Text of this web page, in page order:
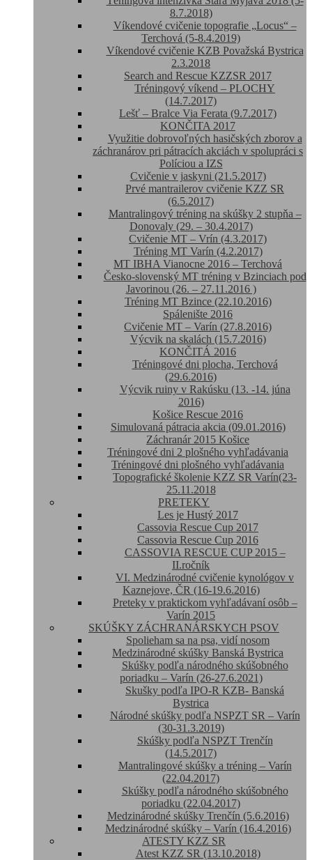
8.7.2018)
Víkendové cvičenie topografie „Locus“ –
Terchová (5-8.4.2019)
Víkendové cvičenie KZB Považská Bystrica
2.3.2018
Search and Rescue KZZSR 2017
Tréningový víkend – PLOCHY
(14.7.2017)
Lešť – Bralce Via Ferata (9.7.2017)
KONČITA 2017
Využitie dobrovoľných hasičských zborov a
záchranárov pri pátracích akciách v spolupráci s
Políciou a IZS
Cvičenie v jaskyni (21.5.2017)
Prvé mantrailerov cvičenie KZZ SR
(6.5.2017)
Mantralingový tréning na skúšky 2 stupňa –
Donovaly (29. – 30.4.2017)
Cvičenie MT – Vrín (4.3.2017)
Tréning MT Varín (4.2.2017)
MT IBHA Vianocne 2016 – Terchová
Česko-slovenský MT tréning v Bzinciach pod
Javorinou (26. – 27.11.2016 )
Tréning MT Bzince (22.10.2016)
Spálenište 2016
Cvičenie MT – Varín (27.8.2016)
Výcvik na skalách (15.7.2016)
KONČITÁ 2016
Tréningové dni plocha, Terchová
(29.6.2016)
Výcvik ruiny v Rakúsku (13. -14. júna
2016)
Košice Rescue 2016
Simulovaná pátracia akcia (09.01.2016)
Záchranár 2015 Košice
Tréningové dni 2 plošného vyhľadávania
Tréningové dni plošného vyhľadávania
Topografické školenie KZZ SR Varín(23-
25.11.2018
PRETEKY
Les je Hustý 2017
Cassovia Rescue Cup 2017
Cassovia Rescue Cup 2016
CASSOVIA RESCUE CUP 2015 –
II.ročník
VI. Medzinárodné cvičenie kynológov v
Kaznejove, ČR (16-19.6.2016)
Preteky v praktickom vyhľadávaní osôb –
Varín 2015
SKÚŠKY ZÁCHRANÁRSKYCH PSOV
Spolieham sa na psa, vidí nosom
Medzinárodné skúšky Banská Bystrica
Skúšky podľa národného skúšobného
poriadku – Varín (26-27.6.2021)
Skušky podľa IPO-R KZB- Banská
Bystrica
Národné skúšky podľa NSPZT SR – Varín
(30-31.3.2019)
Skúšky podľa NSPZT Trenčín
(14.5.2017)
Mantralingové skúšky a tréning – Varín
(22.04.2017)
Skúšky podľa národného skúšobného
poriadku (22.04.2017)
Medzinárodné skúšky Trenčín (5.6.2016)
Medzinárodné skúšky – Varín (16.4.2016)
ATESTY KZZ SR
Atest KZZ SR (13.10.2018)